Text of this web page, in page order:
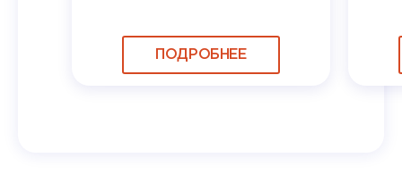
ПОДРОБНЕЕ